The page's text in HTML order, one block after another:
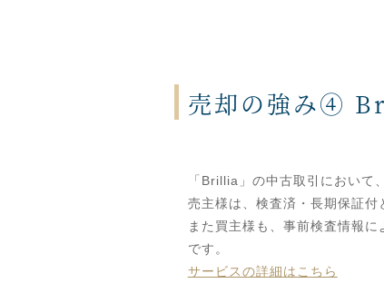
売却の強み④
「Brillia」の中古取引において
売主様は、検査済・長期保証付
また買主様も、事前検査情報
です。
サービスの詳細はこちら